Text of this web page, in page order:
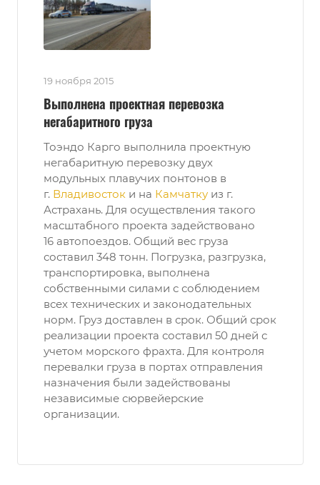
19 ноября 2015
Выполнена проектная перевозка
негабаритного груза
Тоэндо Карго выполнила проектную
негабаритную перевозку двух
модульных плавучих понтонов в
г. Владивосток и на Камчатку из г.
Астрахань. Для осуществления такого
масштабного проекта задействовано
16 автопоездов. Общий вес груза
составил 348 тонн. Погрузка, разгрузка,
транспортировка, выполнена
собственными силами с соблюдением
всех технических и законодательных
норм. Груз доставлен в срок. Общий срок
реализации проекта составил 50 дней с
учетом морского фрахта. Для контроля
перевалки груза в портах отправления
назначения были задействованы
независимые сюрвейерские
организации.